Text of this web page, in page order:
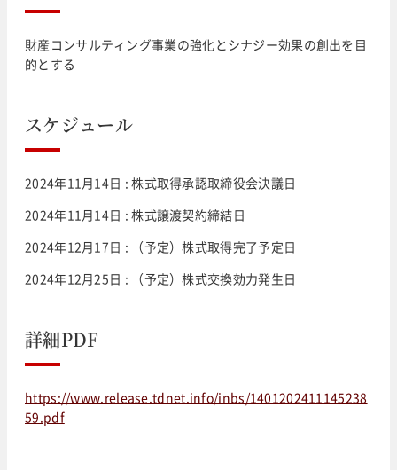
財産コンサルティング事業の強化とシナジー効果の創出を目
的とする
スケジュール
2024年11月14日 : 株式取得承認取締役会決議日
2024年11月14日 : 株式譲渡契約締結日
2024年12月17日 : （予定）株式取得完了予定日
2024年12月25日 : （予定）株式交換効力発生日
詳細PDF
https://www.release.tdnet.info/inbs/1401202411145238
59.pdf